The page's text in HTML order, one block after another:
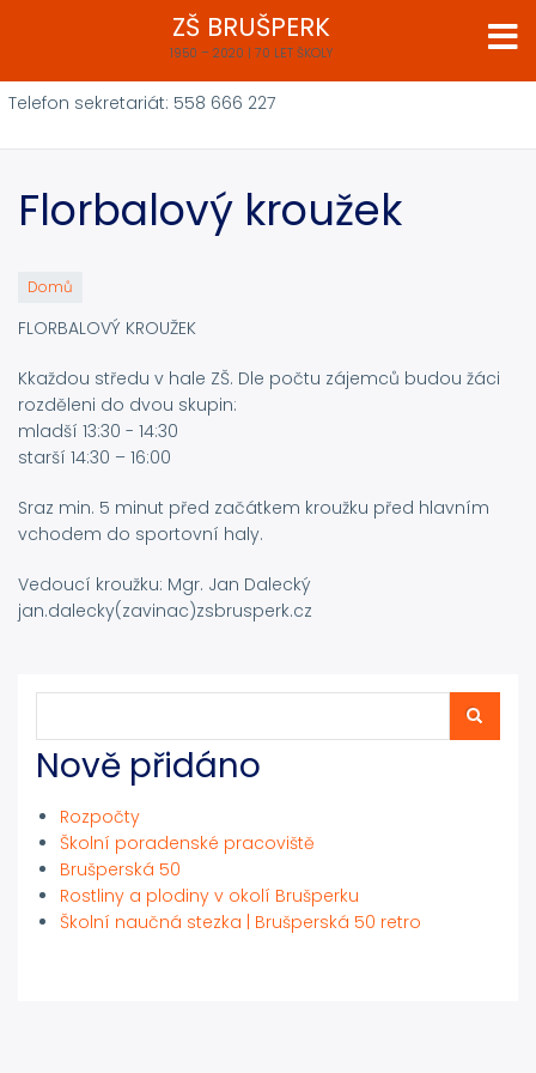
obsahu
ZŠ BRUŠPERK
1950 – 2020 | 70 LET ŠKOLY
Telefon sekretariát: 558 666 227
Florbalový kroužek
Domů
FLORBALOVÝ KROUŽEK
Kkaždou středu v hale ZŠ. Dle počtu zájemců budou žáci
rozděleni do dvou skupin:
mladší 13:30 - 14:30
starší 14:30 – 16:00
Sraz min. 5 minut před začátkem kroužku před hlavním
vchodem do sportovní haly.
Vedoucí kroužku: Mgr. Jan Dalecký
jan.dalecky(zavinac)zsbrusperk.cz
Nově přidáno
Rozpočty
Školní poradenské pracoviště
Brušperská 50
Rostliny a plodiny v okolí Brušperku
Školní naučná stezka | Brušperská 50 retro